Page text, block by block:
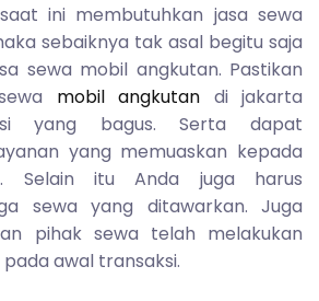
ini membutuhkan jasa sewa
sebaiknya tak asal begitu saja
sewa mobil angkutan. Pastikan
mobil angkutan di jakarta
yang bagus. Serta dapat
yang memuaskan kepada
Selain itu Anda juga harus
sewa yang ditawarkan. Juga
pihak sewa telah melakukan
awal transaksi.